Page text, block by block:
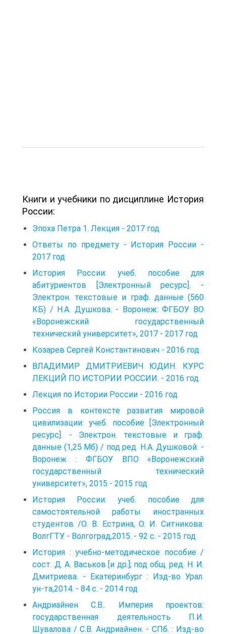
Книги и учебники по дисциплине История
России:
Эпоха Петра 1. Лекция - 2017 год
Ответы по предмету - История России -
2017 год
История России: учеб. пособие для
абитуриентов [Электронный ресурс]. -
Электрон. текстовые и граф. данные (560
КБ) / Н.А. Душкова. - Воронеж: ФГБОУ ВО
«Воронежский государственный
технический университет», 2017 - 2017 год
Козарев Сергей Константинович - 2016 год
ВЛАДИМИР ДМИТРИЕВИЧ ЮДИН. КУРС
ЛЕКЦИЙ ПО ИСТОРИИ РОССИИ. - 2016 год
Лекция по Истории России - 2016 год
Россия в контексте развития мировой
цивилизации: учеб. пособие [Электронный
ресурс]. - Электрон. текстовые и граф.
данные (1,25 Мб) / под ред. Н.А. Душковой. -
Воронеж : ФГБОУ ВПО «Воронежский
государ­ственный технический
университет», 2015 - 2015 год
История России: учеб. пособие для
самостоятельной работы ино­странных
студентов /О. В. Естрина, О. И. Ситникова:
ВолгГТУ. - Волго­град,2015. - 92 с. - 2015 год
История : учебно-методическое пособие /
сост. Д. А. Васьков [и др.]; под общ. ред. Н. И.
Дмитриева. - Екатеринбург : Изд-во Урал.
ун-та,2014. - 84 с. - 2014 год
Андриайнен С.В.. Империя проектов:
государственная деятельность П.И.
Шувалова / С.В. Андриайнен. - СПб. : Изд-во